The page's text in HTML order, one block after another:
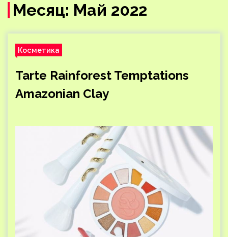
Месяц: Май 2022
Косметика
Tarte Rainforest Temptations
Amazonian Clay